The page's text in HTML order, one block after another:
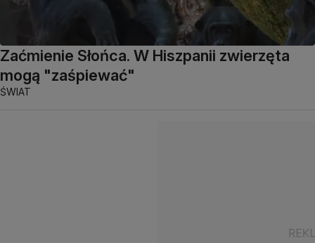
Zaćmienie Słońca. W Hiszpanii zwierzęta
mogą "zaśpiewać"
ŚWIAT